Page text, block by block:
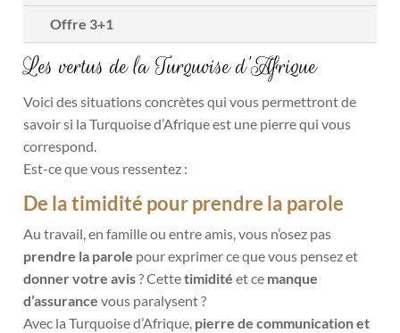
Offre 3+1
Les vertus de la Turquoise d’Afrique
Voici des situations concrètes qui vous permettront de
savoir si la Turquoise d’Afrique est une pierre qui vous
correspond.
Est-ce que vous ressentez :
De la timidité pour prendre la parole
Au travail, en famille ou entre amis, vous n’osez pas
prendre la parole pour exprimer ce que vous pensez et
donner votre avis? Cettetimiditéet ce manque
d’assurance vous paralysent ?
Avec la Turquoise d’Afrique, pierre de communication et